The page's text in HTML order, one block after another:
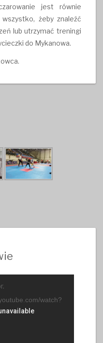
jest równie
żeby znaleźć
lub utrzymać treningi
do Mykanowa.
watch?